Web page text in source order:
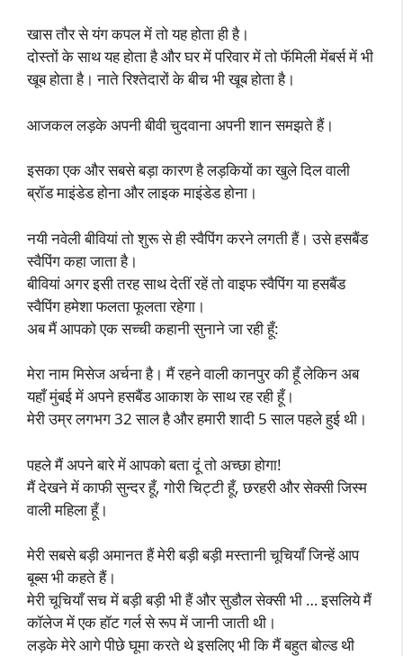
खास तौर से यंग कपल में तो यह होता ही है।
दोस्तों के साथ यह होता है और घर में परिवार में तो फॅमिली मेंबर्स में भी
खूब होता है। नाते रिश्तेदारों के बीच भी खूब होता है।
आजकल लड़के अपनी बीवी चुदवाना अपनी शान समझते हैं।
इसका एक और सबसे बड़ा कारण है लड़कियों का खुले दिल वाली
ब्रॉड माइंडेड होना और लाइक माइंडेड होना।
नयी नवेली बीवियां तो शुरू से ही स्वैपिंग करने लगती हैं। उसे हसबैंड
स्वैपिंग कहा जाता है।
बीवियां अगर इसी तरह साथ देतीं रहें तो वाइफ स्वैपिंग या हसबैंड
स्वैपिंग हमेशा फलता फूलता रहेगा।
अब मैं आपको एक सच्ची कहानी सुनाने जा रही हूँ:
मेरा नाम मिसेज अर्चना है। मैं रहने वाली कानपुर की हूँ लेकिन अब
यहाँ मुंबई में अपने हसबैंड आकाश के साथ रह रही हूँ।
मेरी उम्र लगभग 32 साल है और हमारी शादी 5 साल पहले हुई थी।
पहले मैं अपने बारे में आपको बता दूं तो अच्छा होगा!
मैं देखने में काफी सुन्दर हूँ, गोरी चिट्टी हूँ, छरहरी और सेक्सी जिस्म
वाली महिला हूँ।
मेरी सबसे बड़ी अमानत हैं मेरी बड़ी बड़ी मस्तानी चूचियाँ जिन्हें आप
बूब्स भी कहते हैं।
मेरी चूचियाँ सच में बड़ी बड़ी भी हैं और सुडौल सेक्सी भी … इसलिये मैं
कॉलेज में एक हॉट गर्ल से रूप में जानी जाती थी।
लड़के मेरे आगे पीछे घूमा करते थे इसलिए भी कि मैं बहुत बोल्ड थी